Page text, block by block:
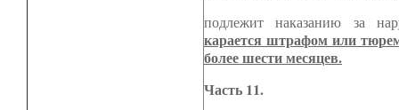
подлежит наказанию за
карается штрафом или
более шести месяцев.
Часть 11.